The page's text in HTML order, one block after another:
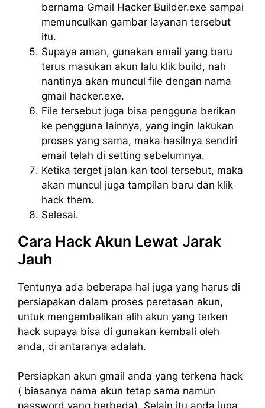
bernama Gmail Hacker Builder.exe sampai
memunculkan gambar layanan tersebut
itu.
Supaya aman, gunakan email yang baru
terus masukan akun lalu klik build, nah
nantinya akan muncul file dengan nama
gmail hacker.exe.
File tersebut juga bisa pengguna berikan
ke pengguna lainnya, yang ingin lakukan
proses yang sama, maka hasilnya sendiri
email telah di setting sebelumnya.
Ketika terget jalan kan tool tersebut, maka
akan muncul juga tampilan baru dan klik
hack them.
Selesai.
Cara Hack Akun Lewat Jarak
Jauh
Tentunya ada beberapa hal juga yang harus di
persiapakan dalam proses peretasan akun,
untuk mengembalikan alih akun yang terken
hack supaya bisa di gunakan kembali oleh
anda, di antaranya adalah.
Persiapkan akun gmail anda yang terkena hack
( biasanya nama akun tetap sama namun